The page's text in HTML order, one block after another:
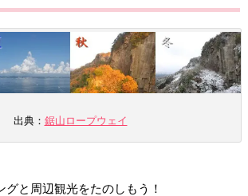
出典： 鋸山ロープウェイ
と周辺観光をたのしもう！